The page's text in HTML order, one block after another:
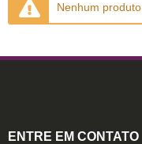
Nenhum
ENTRE EM CONTATO